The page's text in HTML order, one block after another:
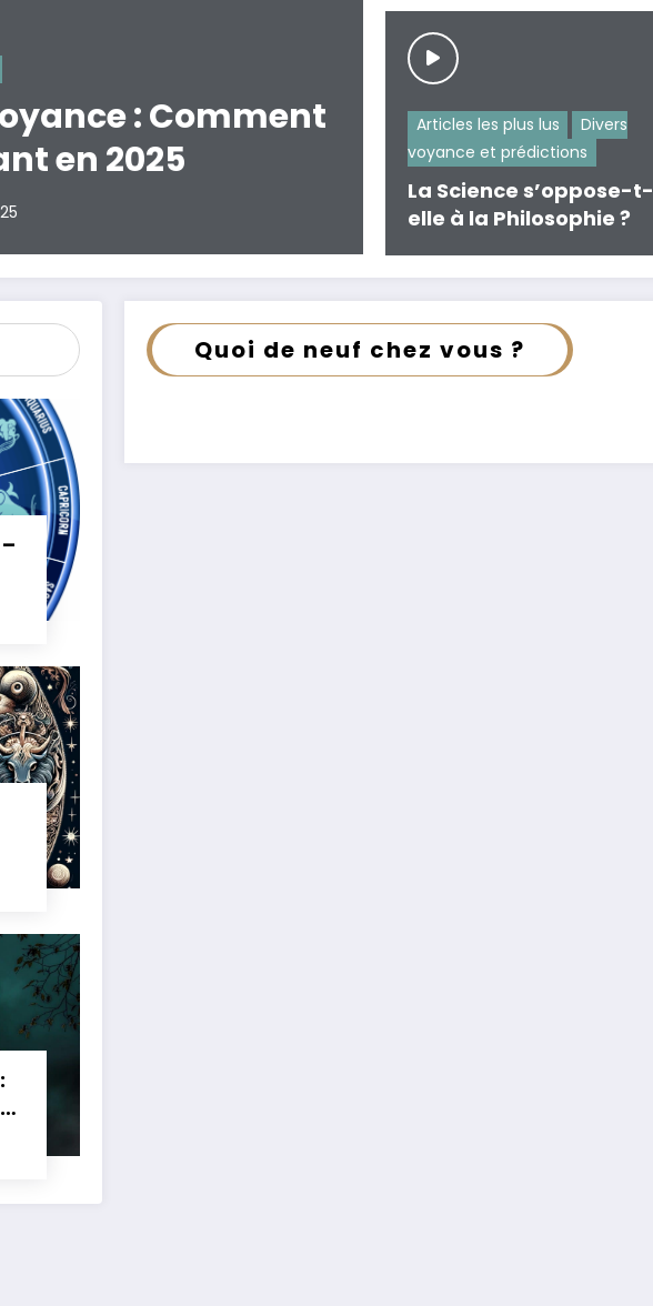
: Comment
en 2025
Articles les plus lus
Divers
voyance et prédictions
La Science s’oppose-t-
elle à la Philosophie ?
Quoi de neuf chez vous ?